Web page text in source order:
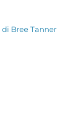
di Bree Tanner